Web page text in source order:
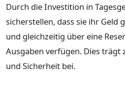
Durch die Investition in
sicherstellen, dass sie ihr Geld
und gleichzeitig über eine
Ausgaben verfügen. Dies trägt
und Sicherheit bei.